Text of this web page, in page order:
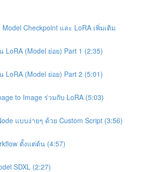
Checkpoint และ LoRA เพิ่มเติม
LoRA (Model ย่อย) Part 1 (2:35)
LoRA (Model ย่อย) Part 2 (5:01)
to Image ร่วมกับ LoRA (5:03)
แบบง่ายๆ ด้วย Custom Script (3:56)
ตั้งแต่ต้น (4:57)
SDXL (2:27)